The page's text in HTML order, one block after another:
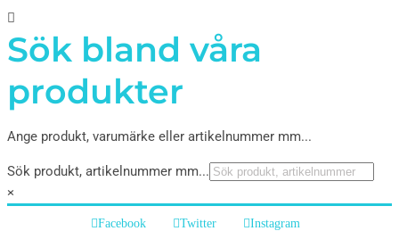
Sök bland våra
produkter
Ange produkt, varumärke eller artikelnummer mm...
Sök produkt, artikelnummer mm...
×
Facebook Twitter Instagram